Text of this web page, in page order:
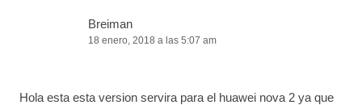
Breiman
18 enero, 2018 a las 5:07 am
Hola esta esta version servira para el huawei nova 2 ya que